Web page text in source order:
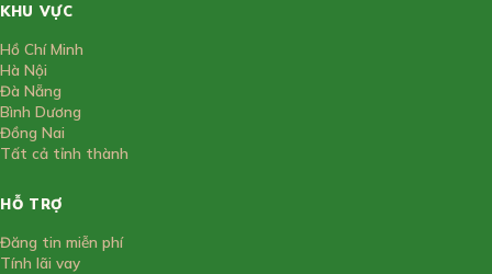
KHU VỰC
Hồ Chí Minh
Hà Nội
Đà Nẵng
Bình Dương
Đồng Nai
Tất cả tỉnh thành
HỖ TRỢ
Đăng tin miễn phí
Tính lãi vay